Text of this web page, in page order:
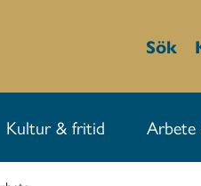
Sök
Kultur & fritid Arbete